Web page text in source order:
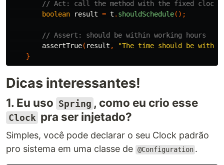
// Act: call the method with the fixed clock
boolean
result = t . shouldSchedule();
// Assert: should be within working hours
assertTrue( result ,
"The time should be
}
Dicas interessantes!
1. Eu uso Spring , como eu crio esse
Clock pra ser injetado?
Simples, você pode declarar o seu Clock padrão
pro sistema em uma classe de @Configuration .